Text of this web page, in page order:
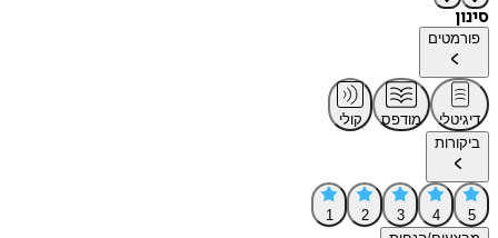
סינון
פורמטים
דיגיטלי מודפס
קולי
ביקורות
5
4
3
2
1